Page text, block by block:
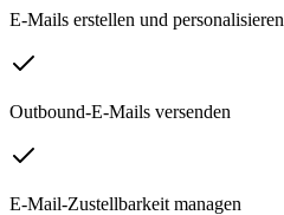
E-Mails erstellen und personalisieren
Outbound-E-Mails versenden
E-Mail-Zustellbarkeit managen